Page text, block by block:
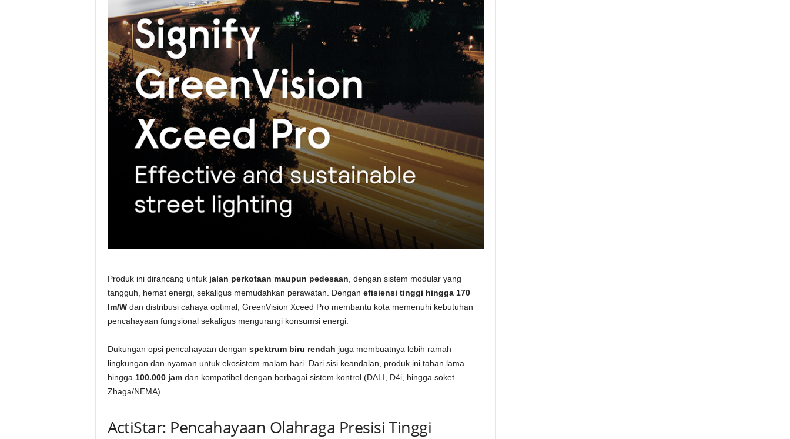
Produk ini dirancang untuk jalan perkotaan maupun pedesaan, dengan sistem modular yang
tangguh, hemat energi, sekaligus memudahkan perawatan. Dengan efisiensi tinggi hingga 170
lm/Wdan distribusi cahaya optimal, GreenVision Xceed Pro membantu kota memenuhi kebutuhan
pencahayaan fungsional sekaligus mengurangi konsumsi energi.
Dukungan opsi pencahayaan dengan spektrum biru rendah juga membuatnya lebih ramah
lingkungan dan nyaman untuk ekosistem malam hari. Dari sisi keandalan, produk ini tahan lama
hingga 100.000 jamdan kompatibel dengan berbagai sistem kontrol (DALI, D4i, hingga soket
Zhaga/NEMA).
ActiStar: Pencahayaan Olahraga Presisi Tinggi